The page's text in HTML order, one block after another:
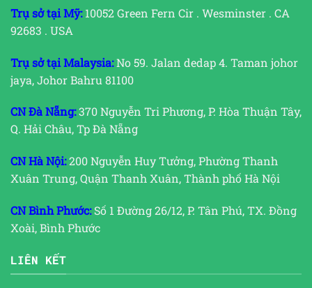
Trụ sở tại Mỹ:10052 Green Fern Cir . Wesminster . CA
92683 . USA
Trụ sở tại Malaysia:No 59. Jalan dedap 4. Taman johor
jaya, Johor Bahru 81100
CN Đà Nẵng:370 Nguyễn Tri Phương, P. Hòa Thuận Tây,
Q. Hải Châu, Tp Đà Nẵng
CN Hà Nội:200 Nguyễn Huy Tưởng, Phường Thanh
Xuân Trung, Quận Thanh Xuân, Thành phố Hà Nội
CN Bình Phước:Số 1 Đường 26/12, P. Tân Phú, TX. Đồng
Xoài, Bình Phước
LIÊN KẾT